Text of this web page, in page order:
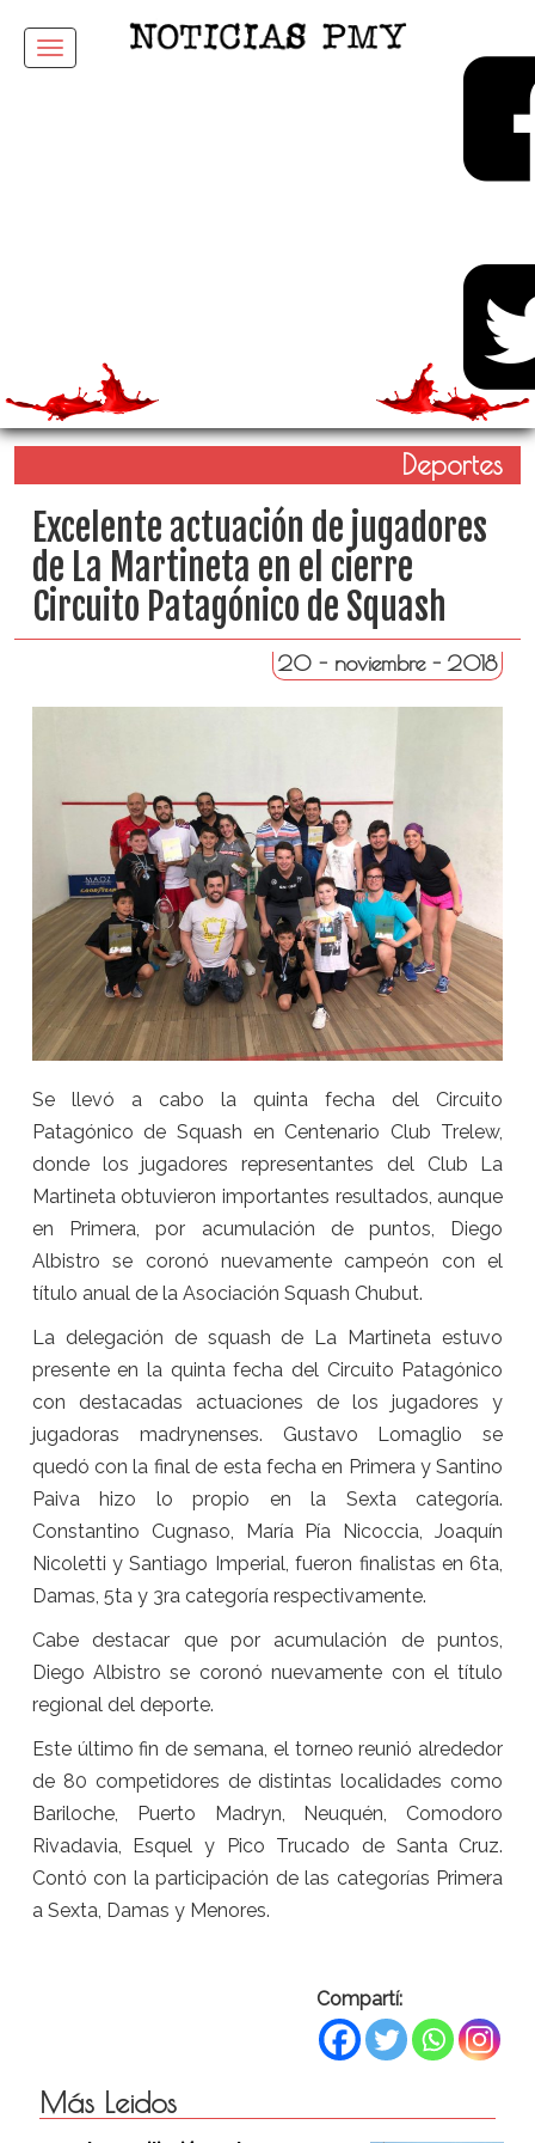
Menu
Deportes
Excelente actuación de jugadores
de La Martineta en el cierre
Circuito Patagónico de Squash
20 - noviembre - 2018
Se llevó a cabo la quinta fecha del Circuito
Patagónico de Squash en Centenario Club Trelew,
donde los jugadores representantes del Club La
Martineta obtuvieron importantes resultados, aunque
en Primera, por acumulación de puntos, Diego
Albistro se coronó nuevamente campeón con el
título anual de la Asociación Squash Chubut.
La delegación de squash de La Martineta estuvo
presente en la quinta fecha del Circuito Patagónico
con destacadas actuaciones de los jugadores y
jugadoras madrynenses. Gustavo Lomaglio se
quedó con la final de esta fecha en Primera y Santino
Paiva hizo lo propio en la Sexta categoría.
Constantino Cugnaso, María Pía Nicoccia, Joaquín
Nicoletti y Santiago Imperial, fueron finalistas en 6ta,
Damas, 5ta y 3ra categoría respectivamente.
Cabe destacar que por acumulación de puntos,
Diego Albistro se coronó nuevamente con el título
regional del deporte.
Este último fin de semana, el torneo reunió alrededor
de 80 competidores de distintas localidades como
Bariloche, Puerto Madryn, Neuquén, Comodoro
Rivadavia, Esquel y Pico Trucado de Santa Cruz.
Contó con la participación de las categorías Primera
a Sexta, Damas y Menores.
Compartí:
Más Leidos